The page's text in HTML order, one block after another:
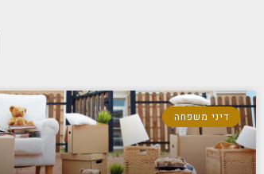
דיני משפחה